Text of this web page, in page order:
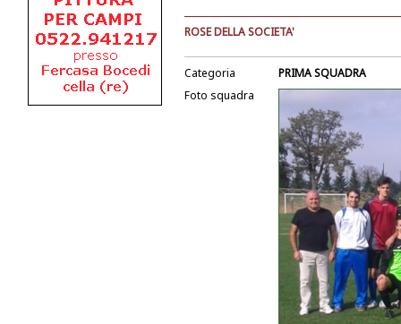
ROSE DELLA SOCIETA'
Categoria
PRIMA SQUADRA
Foto squadra